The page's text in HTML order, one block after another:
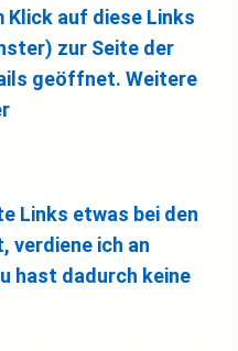
auf diese Links
zur Seite der
geöffnet. Weitere
Links etwas bei den
verdiene ich an
hast dadurch keine